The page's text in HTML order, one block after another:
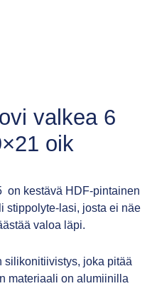
valkea 6
oik
on kestävä HDF-pintainen
stippolyte-lasi, josta ei näe
valoa läpi.
silikonitiivistys, joka pitää
materiaali on alumiinilla